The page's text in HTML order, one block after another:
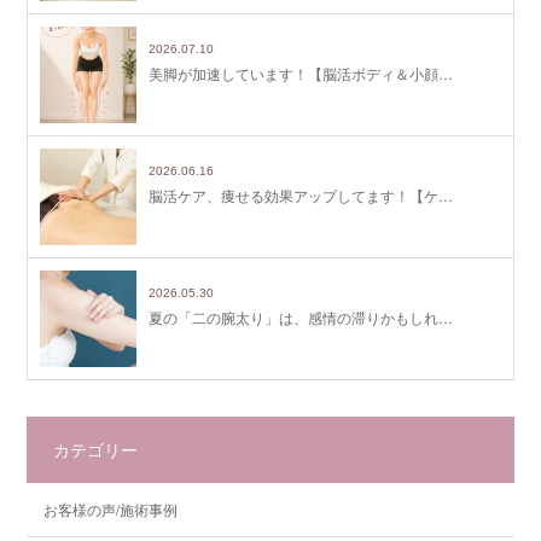
2026.07.10
美脚が加速しています！【脳活ボディ＆小顔…
2026.06.16
脳活ケア、痩せる効果アップしてます！【ケ…
2026.05.30
夏の「二の腕太り」は、感情の滞りかもしれ…
カテゴリー
お客様の声/施術事例